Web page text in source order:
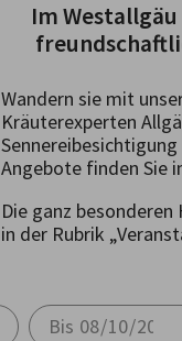
Im
Wandern sie mit
Kräuterexperten
Angebote finden Sie
Die ganz
in der Rubrik
Bis